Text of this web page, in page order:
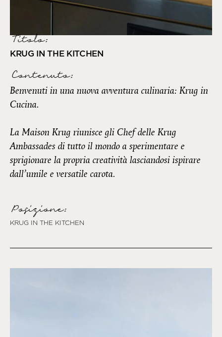
Titolo:
KRUG IN THE KITCHEN
Contenuto:
Benvenuti in una nuova avventura culinaria: Krug in
Cucina.
La Maison Krug riunisce gli Chef delle Krug
Ambassades di tutto il mondo a sperimentare e
sprigionare la propria creatività lasciandosi ispirare
dall’umile e versatile carota.
Posizione:
KRUG IN THE KITCHEN